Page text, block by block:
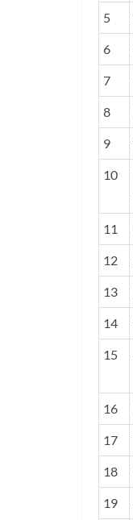
5
6
7
8
9
10
11
12
13
14
15
16
17
18
19